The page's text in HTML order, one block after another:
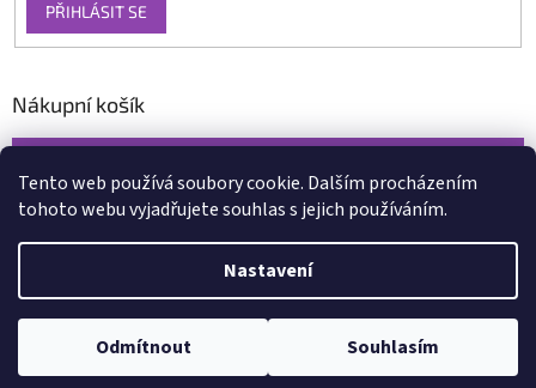
Tento web používá soubory cookie. Dalším procházením
tohoto webu vyjadřujete souhlas s jejich používáním.
Nastavení
Odmítnout Souhlasím
PŘIHLÁSIT SE
Nákupní košík
Vytvořil Shoptet
Copyright 2026www.xcena.cz. Všechna práva vyhrazena.Upravit